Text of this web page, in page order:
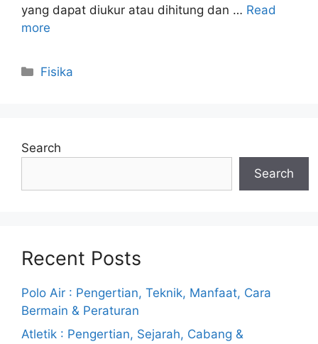
yang dapat diukur atau dihitung dan … Read
more
Categories
Fisika
Search
Search
Recent Posts
Polo Air : Pengertian, Teknik, Manfaat, Cara
Bermain & Peraturan
Atletik : Pengertian, Sejarah, Cabang &